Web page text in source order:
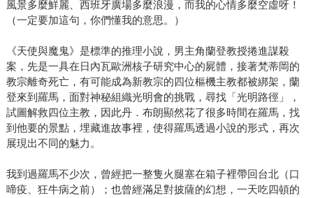
風景多麼鮮麗、西班牙廣場多麼浪漫，而我的心情多麼空虛呀！
（一定要加這句，你們懂我的意思。）
《天使與魔鬼》是標準的推理小說，男主角蘭登教授捲進謀殺
案，先是一具在日內瓦歐洲核子研究中心的屍體，接著梵蒂岡的
教宗離奇死亡，有可能成為新教宗的四位樞機主教都被綁架，蘭
登來到羅馬，面對神秘組織光明會的挑戰，尋找「光明路徑」，
試圖解救四位主教，因此丹．布朗顯然花了很多時間在羅馬，找
到他要的景點，埋藏進故事裡，使得羅馬透過小說的形式，再次
展現出不同的魅力。
我到過羅馬不少次，曾經把一整隻火腿塞在箱子裡帶回台北（口
啼疫、狂牛病之前）；也曾經滿足對披薩的幻想，一天吃四頓的